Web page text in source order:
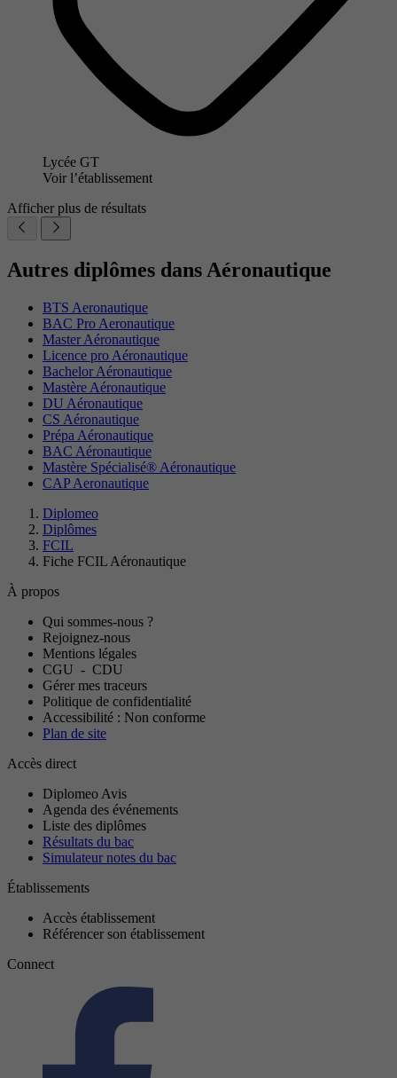
Lycée GT
Voir l’établissement
Afficher plus de résultats
Autres diplômes dans Aéronautique
BTS Aeronautique
BAC Pro Aeronautique
Master Aéronautique
Licence pro Aéronautique
Bachelor Aéronautique
Mastère Aéronautique
DU Aéronautique
CS Aéronautique
Prépa Aéronautique
BAC Aéronautique
Mastère Spécialisé® Aéronautique
CAP Aeronautique
Diplomeo
Diplômes
FCIL
Fiche FCIL Aéronautique
À propos
Qui sommes-nous ?
Rejoignez-nous
Mentions légales
CGU - CDU
Gérer mes traceurs
Politique de confidentialité
Accessibilité : Non conforme
Plan de site
Accès direct
Diplomeo Avis
Agenda des événements
Liste des diplômes
Résultats du bac
Simulateur notes du bac
Établissements
Accès établissement
Référencer son établissement
Connect